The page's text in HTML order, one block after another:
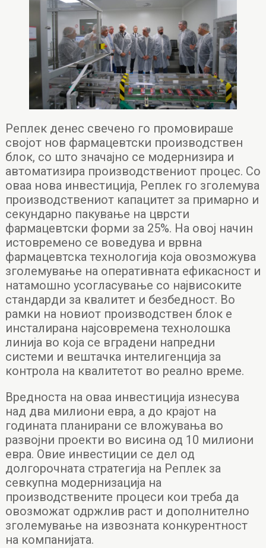
Реплек денес свечено го промовираше
својот нов фармацевтски производствен
блок, со што значајно се модернизира и
автоматизира производствениот процес. Со
оваа нова инвестиција, Реплек го зголемува
производствениот капацитет за примарно и
секундарно пакување на цврсти
фармацевтски форми за 25%. На овој начин
истовремено се воведува и врвна
фармацевтска технологија која овозможува
зголемување на оперативната ефикасност и
натамошно усогласување со највисоките
стандарди за квалитет и безбедност. Во
рамки на новиот производствен блок е
инсталирана најсовремена технолошка
линија во која се вградени напредни
системи и вештачка интелигенција за
контрола на квалитетот во реално време.
Вредноста на оваа инвестиција изнесува
над два милиони евра, а до крајот на
годината планирани се вложувања во
развојни проекти во висина од 10 милиони
евра. Овие инвестиции се дел од
долгорочната стратегија на Реплек за
севкупна модернизација на
производствените процеси кои треба да
овозможат одржлив раст и дополнително
зголемување на извозната конкурентност
на компанијата.